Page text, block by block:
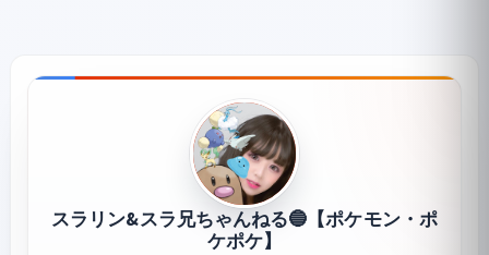
スラリン&スラ兄ちゃんねる🔵【ポケモン・ポ
ケポケ】